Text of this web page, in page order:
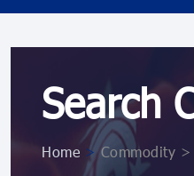
Search
Home >Commodity